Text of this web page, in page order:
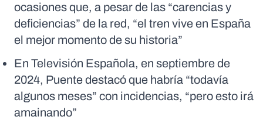
ocasiones que, a pesar de las “carencias y
deficiencias” de la red, “el tren vive en España
el mejor momento de su historia”
En Televisión Española, en septiembre de
2024, Puente destacó que habría “todavía
algunos meses” con incidencias, “pero esto irá
amainando”